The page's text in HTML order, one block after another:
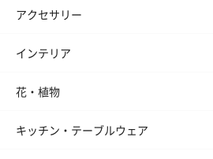
アクセサリー
インテリア
花・植物
キッチン・テーブルウェア